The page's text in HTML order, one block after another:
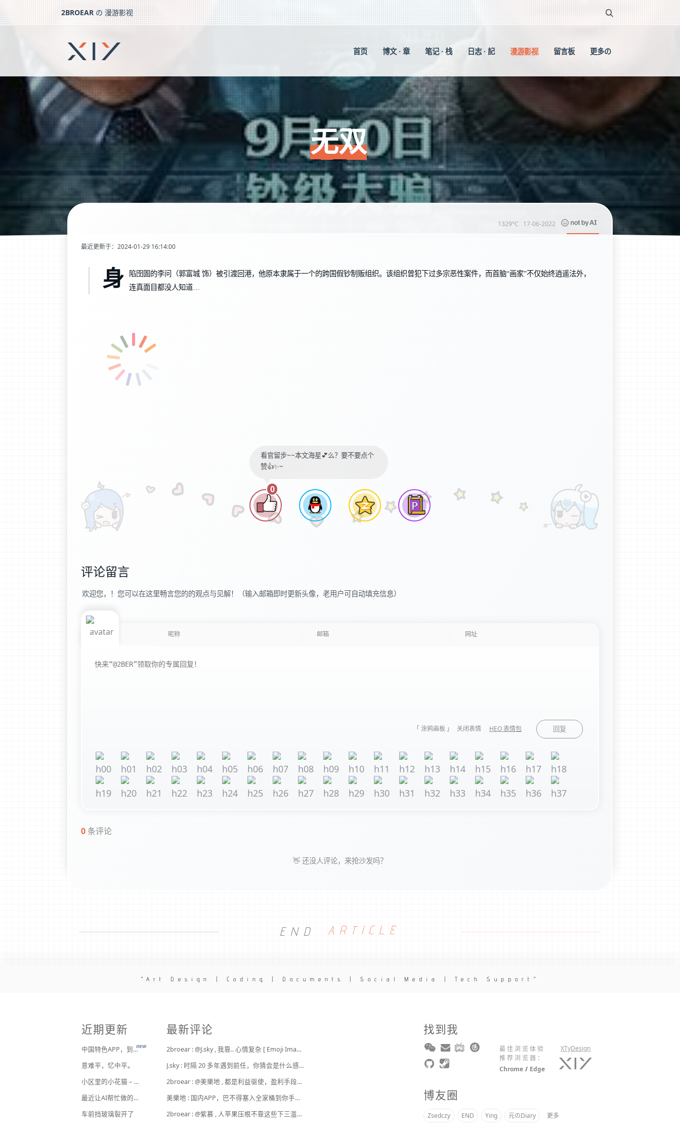
2BROEAR の 漫游影视
下一篇： 灭绝
首页 博文 · 章 笔记 · 栈 日志 · 記 漫游影视 留言板 更多の
无双
1329°C 17-06-2022
最近更新于：2024-01-29 16:14:00
身
陷囹圄的李问（郭富城 饰）被引渡回港，他原本隶属于一个的跨国假钞制贩组织。该组织曾犯下过多宗恶性案件，而首脑“画家”不仅始终逍遥法外，
连真面目都没人知道…
看官留步~~本文海星💕么？要不要点个
赞👍✨~
0
评论留言
欢迎您，！您可以在这里畅言您的的观点与见解！（输入邮箱即时更新头像，老用户可自动填充信息）
「 涂鸦画板 」 关闭表情 HEO 表情包 回复
0条评论
👋 还没人评论，来抢沙发吗？
END ARTICLE
Art Design | Coding | Documents | Social Media | Tech Support
近期更新
中国特色APP，到底谁来治？new
意难平，忆中平。
小区里的小花猫 – 日常记事（二百二十）
最近让AI帮忙做的一些事
车前挡玻璃裂开了
最新评论
2broear : @J.sky , 我靠.. 心情复杂 [ Emoji Image ]
J.sky : 时隔 20 多年遇到前任，你猜会是什么感觉？前几天和老婆去超市，巧不巧老婆去看其他商品了，就这么两分钟的功夫，我和前任迎面相遇，我看了一眼她，她也看到我了，谁都没说话，我感觉她恐慌的逃走了。我们擦肩而过，按道理这个年龄本不应该两个人单独在超市相遇，除非单身。所以，我猜她离婚了？搞不好她可能以为我也离婚了？哈哈哈
2broear : @美樂地 , 都是利益驱使，盈利手段不行
美樂地 : 国内APP，巴不得塞入全家桶到你手机，我更喜欢国外的小而美软件
2broear : @紫慕 , 人苹果压根不靠这些下三滥手段挣钱，等等又要说我大清自有国情在此了😂..
找到我
最佳浏览体验
推荐浏览器：
Chrome / Edge
XTyDesign
博友圈
Zsedczy END Ying 元のDiary 更多